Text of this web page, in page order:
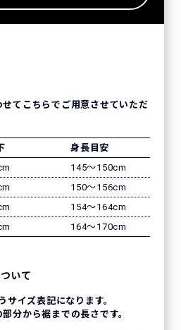
てこちらでご用意させていただ
身長目安
145〜150cm
150〜156cm
154〜164cm
164〜170cm
いて
イズ表記になります。
分から裾までの長さです。